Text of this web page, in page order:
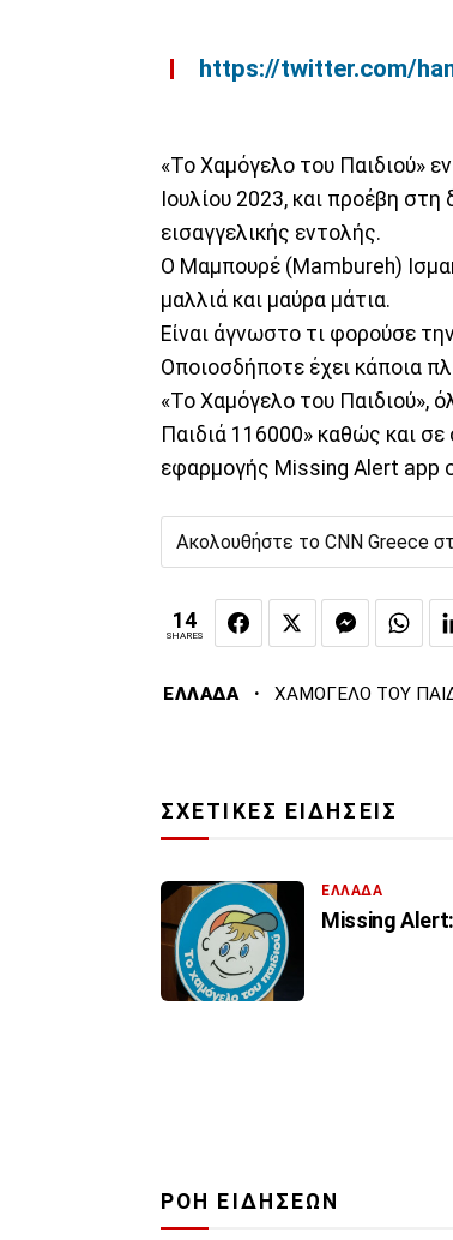
https://twitter.com/
«Το Χαμόγελο του Παιδιού»
Ιουλίου 2023, και προέβη
εισαγγελικής εντολής.
Ο Μαμπουρέ (Mambureh)
μαλλιά και μαύρα μάτια.
Είναι άγνωστο τι φορούσε
Οποιοσδήποτε έχει κάποια
«Το Χαμόγελο του Παιδιού»,
Παιδιά 116000» καθώς και
εφαρμογής Missing Alert app
Ακολουθήστε το CNN Greece
14
SHARES
ΕΛΛΑΔΑ · ΧΑΜΟΓΕΛΟ ΤΟΥ
ΣΧΕΤΙΚΕΣ ΕΙΔΗΣΕΙΣ
ΕΛΛΑΔΑ
Missing
ΡΟΗ ΕΙΔΗΣΕΩΝ